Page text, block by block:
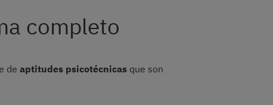
completo
de aptitudes psicotécnicas que son